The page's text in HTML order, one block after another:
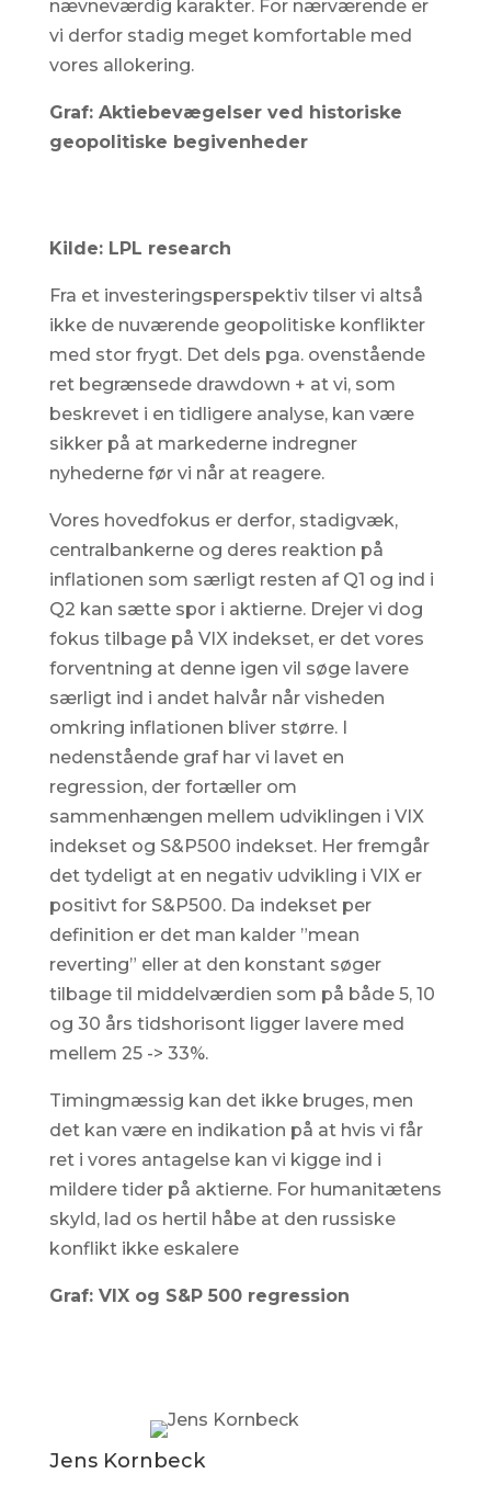
nævneværdig karakter. For nærværende er
vi derfor stadig meget komfortable med
vores allokering.
Graf: Aktiebevægelser ved historiske
geopolitiske begivenheder
Kilde: LPL research
Fra et investeringsperspektiv tilser vi altså
ikke de nuværende geopolitiske konflikter
med stor frygt. Det dels pga. ovenstående
ret begrænsede drawdown + at vi, som
beskrevet i en tidligere analyse, kan være
sikker på at markederne indregner
nyhederne før vi når at reagere.
Vores hovedfokus er derfor, stadigvæk,
centralbankerne og deres reaktion på
inflationen som særligt resten af Q1 og ind i
Q2 kan sætte spor i aktierne. Drejer vi dog
fokus tilbage på VIX indekset, er det vores
forventning at denne igen vil søge lavere
særligt ind i andet halvår når visheden
omkring inflationen bliver større. I
nedenstående graf har vi lavet en
regression, der fortæller om
sammenhængen mellem udviklingen i VIX
indekset og S&P500 indekset. Her fremgår
det tydeligt at en negativ udvikling i VIX er
positivt for S&P500. Da indekset per
definition er det man kalder ”mean
reverting” eller at den konstant søger
tilbage til middelværdien som på både 5, 10
og 30 års tidshorisont ligger lavere med
mellem 25 -> 33%.
Timingmæssig kan det ikke bruges, men
det kan være en indikation på at hvis vi får
ret i vores antagelse kan vi kigge ind i
mildere tider på aktierne. For humanitætens
skyld, lad os hertil håbe at den russiske
konflikt ikke eskalere
Graf: VIX og S&P 500 regression
Jens Kornbeck